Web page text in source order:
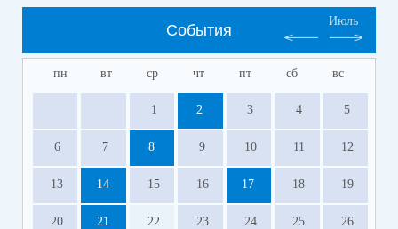
События
Июль
пн вт ср чт пт сб вс
1 2 3 4 5
6 7 8 9 10 11 12
13 14 15 16 17 18 19
20 21 22 23 24 25 26